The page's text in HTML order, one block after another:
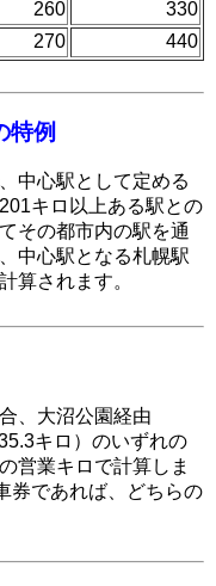
260
330
270 440
特例
中心駅として定める
キロ以上ある駅との
その都市内の駅を通
中心駅となる札幌駅
算されます。
、大沼公園経由
キロ）のいずれの
営業キロで計算しま
券であれば、どちらの